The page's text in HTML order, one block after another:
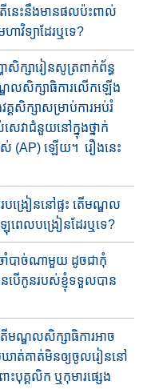
នេះ​នឹង​មាន​ផល​ប៉ះពាល់
វិទ្យាដែ​រ​ឬទេ​?
សិក្សារៀនសូត្រពាក់ព័ន្ធ
ឌលសិក្សាធិការ​លើកឡើង​
គសិក្សា​សម្រាប់​ការ​អប់រំ​​
សេវាជំនួយ​នៅ​ក្នុង​​​ថ្នាក់​
ស់​ (AP) ឡើយ​។​ រឿងនេះ​​​​
ង្រៀន​នៅផ្ទះ តើ​មណ្ឌល​
ឡុពេលបង្រៀនដែរឬទេ​?
រ​ចាំបាច់ណាមួយ​ ដូចជា​កុំ
នបើ​កូនរបស់ខ្ញុំ​ទទួល​បាន​
មណ្ឌលសិក្សាធិការ​​អាច​
ឃាត់គាត់​មិនឲ្យ​ចូល​រៀន​​នៅ
បុគ្គលិក ឬ​កុមារ​ផ្សេង​